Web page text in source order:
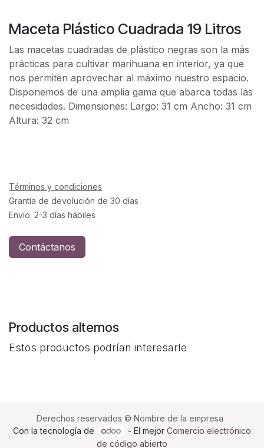
Maceta Plástico Cuadrada 19 Litros
Las macetas cuadradas de plástico negras son la más
prácticas para cultivar marihuana en interior, ya que
nos permiten aprovechar al máximo nuestro espacio.
Disponemos de una amplia gama que abarca todas las
necesidades. Dimensiones: Largo: 31 cm Ancho: 31 cm
Altura: 32 cm
Términos y condiciones
Grantía de devolución de 30 días
Envío: 2-3 días hábiles
Contáctanos
Productos alternos
Estos productos podrían interesarle
Derechos reservados © Nombre de la empresa
Con la tecnología de
- El mejor Comercio electrónico
de código abierto